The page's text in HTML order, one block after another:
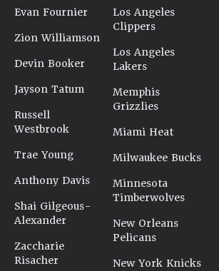
Evan Fournier
Zion Williamson
Devin Booker
Jayson Tatum
Russell
Westbrook
Trae Young
Anthony Davis
Shai Gilgeous-
Alexander
Zaccharie
Risacher
Los Angeles
Clippers
Los Angeles
Lakers
Memphis
Grizzlies
Miami Heat
Milwaukee Bucks
Minnesota
Timberwolves
New Orleans
Pelicans
New York Knicks